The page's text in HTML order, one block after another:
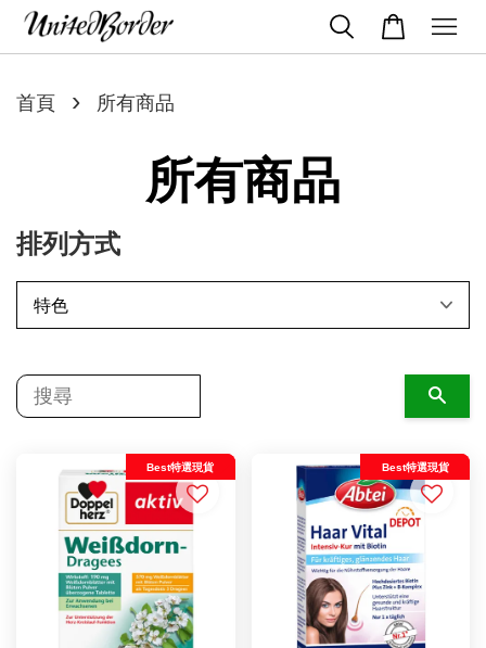
首頁 › 所有商品
所有商品
排列方式
Best特選現貨 Best特選現貨